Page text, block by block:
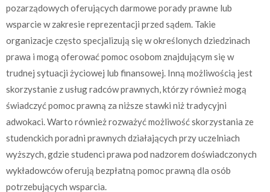
pozarządowych oferujących darmowe porady prawne lub
wsparcie w zakresie reprezentacji przed sądem. Takie
organizacje często specjalizują się w określonych dziedzinach
prawa i mogą oferować pomoc osobom znajdującym się w
trudnej sytuacji życiowej lub finansowej. Inną możliwością jest
skorzystanie z usług radców prawnych, którzy również mogą
świadczyć pomoc prawną za niższe stawki niż tradycyjni
adwokaci. Warto również rozważyć możliwość skorzystania ze
studenckich poradni prawnych działających przy uczelniach
wyższych, gdzie studenci prawa pod nadzorem doświadczonych
wykładowców oferują bezpłatną pomoc prawną dla osób
potrzebujących wsparcia.